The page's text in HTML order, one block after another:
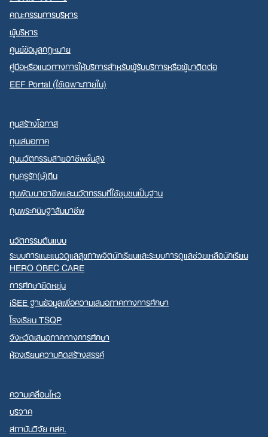
คณะกรรมการบริหาร
ผู้บริหาร
ศูนย์ข้อมูลกฎหมาย
คู่มือหรือแนวทางการให้บริการสำหรับผู้รับบริการหรือผู้มาติดต่อ
EEF Portal (ใช้เฉพาะภายใน)
ทุนสร้างโอกาส
ทุนเสมอภาค
ทุนนวัตกรรมสายอาชีพชั้นสูง
ทุนครูรัก(ษ์)ถิ่น
ทุนพัฒนาอาชีพและนวัตกรรมที่ใช้ชุมชนเป็นฐาน
ทุนพระกนิษฐาสัมมาชีพ
นวัตกรรมต้นแบบ
ระบบการแนะแนวดูแลสุขภาพจิตนักเรียนและระบบการดูแลช่วยเหลือนักเรียน
HERO OBEC CARE
การศึกษายืดหยุ่น
iSEE ฐานข้อมูลเพื่อความเสมอภาคทางการศึกษา
โรงเรียน TSQP
จังหวัดเสมอภาคทางการศึกษา
ห้องเรียนความคิดสร้างสรรค์
ความเคลื่อนไหว
บริจาค
สถาบันวิจัย กสศ.